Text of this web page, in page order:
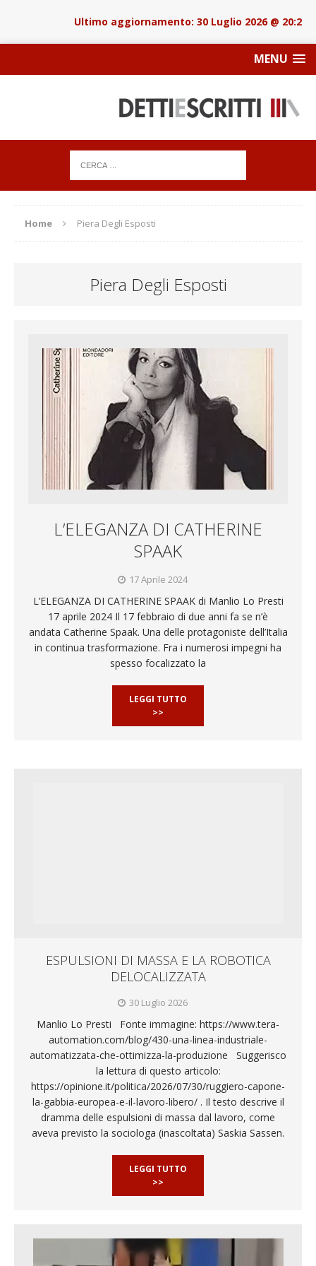
30 Luglio 2026 @ 20:22
MENU
Home Piera Degli Esposti
Piera Degli Esposti
L’ELEGANZA DI CATHERINE
SPAAK
17 Aprile 2024
L’ELEGANZA DI CATHERINE SPAAK di Manlio Lo Presti
17 aprile 2024 Il 17 febbraio di due anni fa se n’è
andata Catherine Spaak. Una delle protagoniste dell’Italia
in continua trasformazione. Fra i numerosi impegni ha
spesso focalizzato la
LEGGI TUTTO
>>
ESPULSIONI DI MASSA E LA ROBOTICA
DELOCALIZZATA
30 Luglio 2026
Manlio Lo Presti Fonte immagine: https://www.tera-
automation.com/blog/430-una-linea-industriale-
automatizzata-che-ottimizza-la-produzione Suggerisco
la lettura di questo articolo:
https://opinione.it/politica/2026/07/30/ruggiero-capone-
la-gabbia-europea-e-il-lavoro-libero/ . Il testo descrive il
dramma delle espulsioni di massa dal lavoro, come
aveva previsto la sociologa (inascoltata) Saskia Sassen.
LEGGI TUTTO
>>